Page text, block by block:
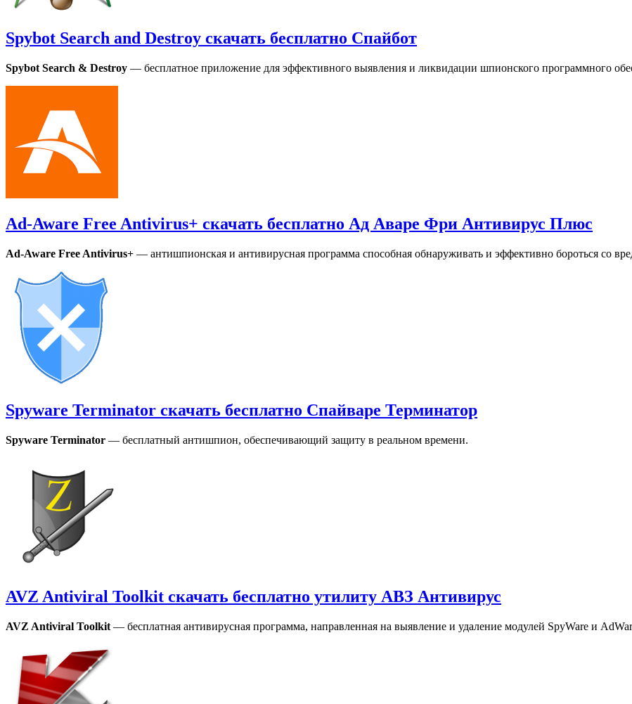
Spybot Search and Destroy скачать бесплатно Спайбот
Spybot Search & Destroy — бесплатное приложение для эффективного выявления и ликвидации шпионского программного
Ad-Aware Free Antivirus+ скачать бесплатно Ад Аваре Фри Антивирус Плюс
Ad-Aware Free Antivirus+ — антишпионская и антивирусная программа способная обнаруживать и эффективно бороться со
Spyware Terminator скачать бесплатно Спайваре Терминатор
Spyware Terminator — бесплатный антишпион, обеспечивающий защиту в реальном времени.
AVZ Antiviral Toolkit скачать бесплатно утилиту АВЗ Антивирус
AVZ Antiviral Toolkit — бесплатная антивирусная программа, направленная на выявление и удаление модулей SpyWare и